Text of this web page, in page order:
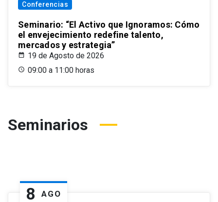
Conferencias
Seminario: “El Activo que Ignoramos: Cómo
el envejecimiento redefine talento,
mercados y estrategia”
19 de Agosto de 2026
09:00 a 11:00 horas
Seminarios
8 AGO